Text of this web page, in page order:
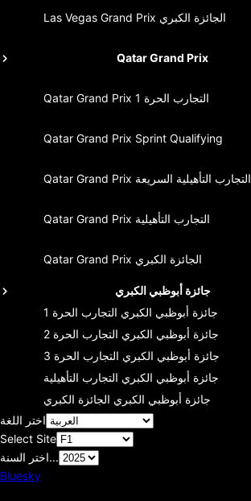
Las Vegas Grand Prix الجائزة الكبري
Qatar Grand Prix
Qatar Grand Prix التجارب الحرة 1
Qatar Grand Prix Sprint Qualifying
Qatar Grand Prix التجارب التأهيلية السريعة
Qatar Grand Prix التجارب التأهيلية
Qatar Grand Prix الجائزة الكبري
جائزة أبوظبي الكبري
جائزة أبوظبي الكبري التجارب الحرة 1
جائزة أبوظبي الكبري التجارب الحرة 2
جائزة أبوظبي الكبري التجارب الحرة 3
جائزة أبوظبي الكبري التجارب التأهيلية
جائزة أبوظبي الكبري الجائزة الكبري
اختر اللغة
Select Site
اختر السنة...
Bluesky